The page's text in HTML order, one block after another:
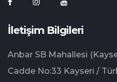
İletişim Bilgileri
Anbar SB Mahallesi
⁠Cadde No:33 Kayseri /